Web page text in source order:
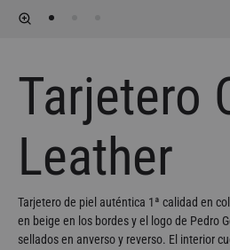
Tarjetero
Leather
Tarjetero de piel auténtica 1ª calidad en
en beige en los bordes y el logo de Pedro
sellados en anverso y reverso. El interior